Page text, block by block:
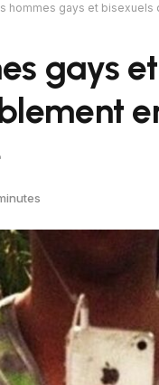
hommes gays et
gays